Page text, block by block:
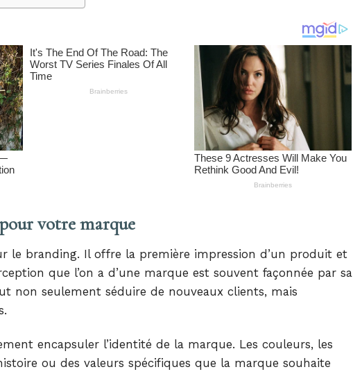
votre marque
le branding. Il offre la première impression d’un produit et
que l’on a d’une marque est souvent façonnée par sa
non seulement séduire de nouveaux clients, mais
encapsuler l’identité de la marque. Les couleurs, les
ou des valeurs spécifiques que la marque souhaite